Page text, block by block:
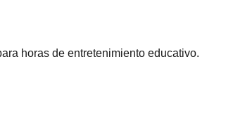
horas de entretenimiento educativo.